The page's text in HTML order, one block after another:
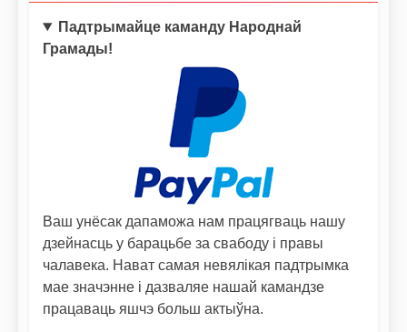
Падтрымайце каманду Народнай
Грамады!
Ваш унёсак дапаможа нам працягваць нашу
дзейнасць у барацьбе за свабоду і правы
чалавека. Нават самая невялікая падтрымка
мае значэнне і дазваляе нашай камандзе
працаваць яшчэ больш актыўна.